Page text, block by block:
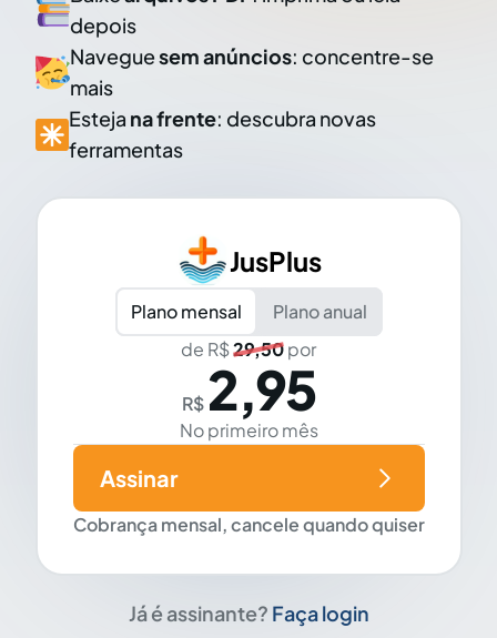
depois
Naveguesem anúncios: concentre-se
mais
Esteja na frente: descubra novas
ferramentas
JusPlus
Plano mensal
Plano anual
de R$29,50por
R$ 2,95
No primeiro mês
Cobrança mensal, cancele quando quiser
Assinar
Já é assinante? Faça login